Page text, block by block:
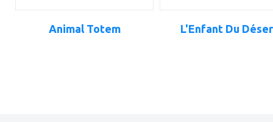
Animal Totem L'Enfant Du